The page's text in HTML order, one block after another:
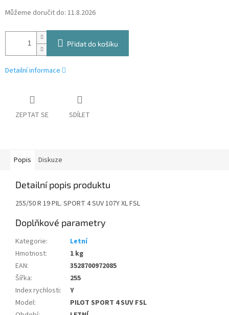
Můžeme doručit do: 11.8.2026
Přidat do košíku
Detailní informace
ZEPTAT SE SDÍLET
Popis Diskuze
Detailní popis produktu
255/50 R 19 PIL. SPORT 4 SUV 107Y XL FSL
Doplňkové parametry
Kategorie:
Letní
Hmotnost:
1 kg
EAN:
3528700972085
Šířka:
255
Index rychlosti:
Y
Model:
PILOT SPORT 4 SUV FSL